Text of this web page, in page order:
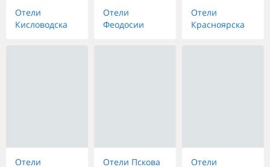
Отели
Кисловодска
Отели
Феодосии
Отели
Красноярска
Отели Отели Пскова Отели